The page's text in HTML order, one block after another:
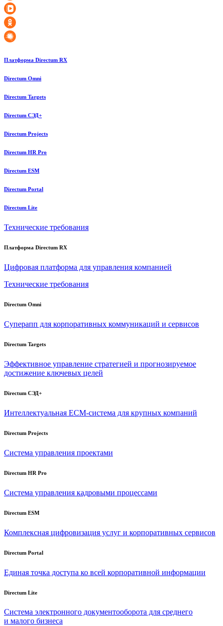
Платформа Directum RX
Directum Omni
Directum Targets
Directum СЭД+
Directum Projects
Directum HR Pro
Directum ESM
Directum Portal
Directum Lite
Технические требования
Платформа Directum RX
Цифровая платформа для управления компанией
Технические требования
Directum Omni
Суперапп для корпоративных коммуникаций и сервисов
Directum Targets
Эффективное управление стратегией и прогнозируемое
достижение ключевых целей
Directum СЭД+
Интеллектуальная ECM-система для крупных компаний
Directum Projects
Система управления проектами
Directum HR Pro
Система управления кадровыми процессами
Directum ESM
Комплексная цифровизация услуг и корпоративных сервисов
Directum Portal
Единая точка доступа ко всей корпоративной информации
Directum Lite
Система электронного документооборота для среднего
и малого бизнеса